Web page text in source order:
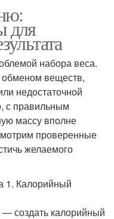
для
набора веса.
веществ,
недостаточной
с правильным
массу вполне
проверенные
желаемого
1. Калорийный
создать калорийный